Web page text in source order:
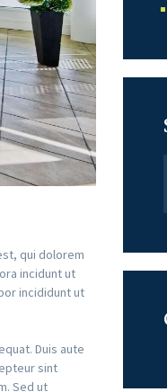
qui dolorem
incidunt ut
incididunt ut
Duis aute
sint
Sed ut